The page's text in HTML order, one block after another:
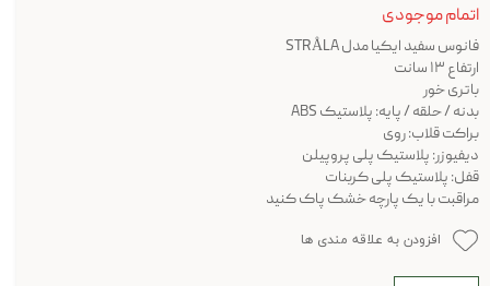
اتمام موجودی
فانوس سفید ایکیا مدلSTRÅLA
ارتفاع ۱۳ سانت
باتری خور
بدنه / حلقه / پایه: پلاستیک ABS
براکت قلاب: روی
دیفیوزر: پلاستیک پلی پروپیلن
قفل: پلاستیک پلی کربنات
مراقبت با یک پارچه خشک پاک کنید
افزودن به علاقه مندی ها